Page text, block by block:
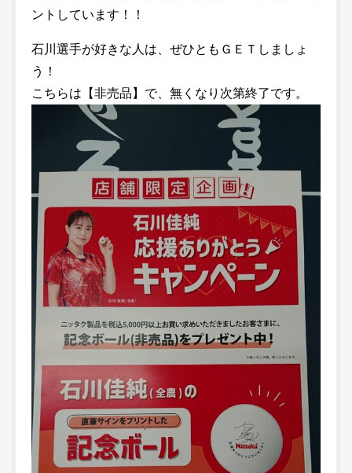
ントしています！！
石川選手が好きな人は、ぜひともＧＥＴしましょ
う！
こちらは【非売品】で、無くなり次第終了です。